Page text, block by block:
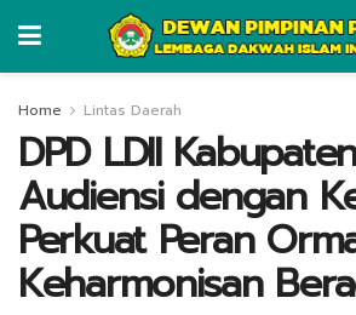
Home Lintas Daerah
DPD LDII
Audiensi dengan
Perkuat Peran
Keharmonisan